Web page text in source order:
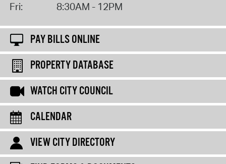
Fri:
8:30AM - 12PM
PAY BILLS ONLINE
PROPERTY DATABASE
WATCH CITY COUNCIL
CALENDAR
VIEW CITY DIRECTORY